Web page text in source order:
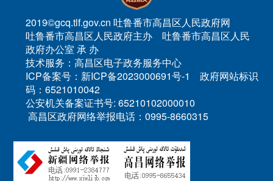
2019©gcq.tlf.gov.cn 吐鲁番市高昌区人民政府网
吐鲁番市高昌区人民政府主办 吐鲁番市高昌区人民
政府办公室 承 办
技术服务：高昌区电子政务服务中心
ICP备案号：新ICP备2023000691号-1 政府网站标识
码：6521010042
公安机关备案证书号: 65210102000010
高昌区政府网络举报电话：0995-8660315